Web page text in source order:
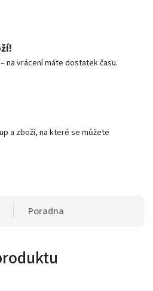
na vrácení máte dostatek času.
a zboží, na které se můžete
Poradna